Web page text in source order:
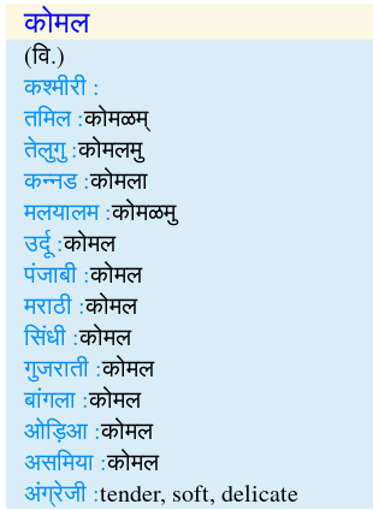
कोमल
(वि.)
कश्मीरी :
तमिल :कोमळम्
तेलुगु :कोमलमु
कन्नड :कोमला
मलयालम :कोमळमु
उर्दू :कोमल
पंजाबी :कोमल
मराठी :कोमल
सिंधी :कोमल
गुजराती :कोमल
बांगला :कोमल
ओड़िआ :कोमल
असमिया :कोमल
अंग्रेजी :tender, soft, delicate